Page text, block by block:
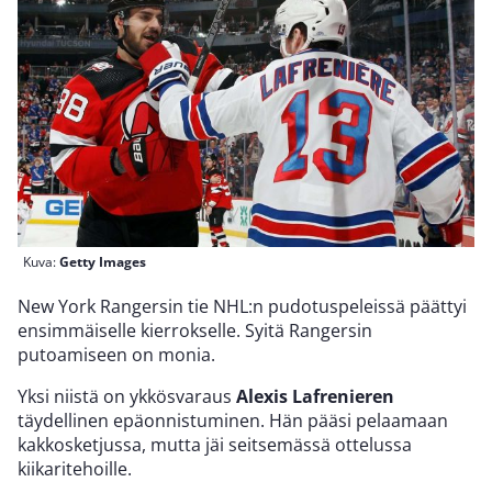
Kuva:Getty Images
New York Rangersin tie NHL:n pudotuspeleissä päättyi
ensimmäiselle kierrokselle. Syitä Rangersin
putoamiseen on monia.
Yksi niistä on ykkösvaraus Alexis Lafrenieren
täydellinen epäonnistuminen. Hän pääsi pelaamaan
kakkosketjussa, mutta jäi seitsemässä ottelussa
kiikaritehoille.